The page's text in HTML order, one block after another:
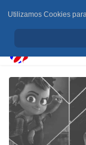
Utilizamos Cookies